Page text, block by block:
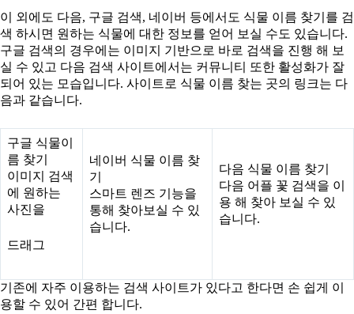
이 외에도 다음, 구글 검색, 네이버 등에서도 식물 이름 찾기를 검
색 하시면 원하는 식물에 대한 정보를 얻어 보실 수도 있습니다.
구글 검색의 경우에는 이미지 기반으로 바로 검색을 진행 해 보
실 수 있고 다음 검색 사이트에서는 커뮤니티 또한 활성화가 잘
되어 있는 모습입니다. 사이트로 식물 이름 찾는 곳의 링크는 다
음과 같습니다.
구글 식물이
름 찾기
이미지 검색
에 원하는
사진을
드래그
네이버 식물 이름 찾
기
스마트 렌즈 기능을
통해 찾아보실 수 있
습니다.
다음 식물 이름 찾기
다음 어플 꽃 검색을 이
용 해 찾아 보실 수 있
습니다.
기존에 자주 이용하는 검색 사이트가 있다고 한다면 손 쉽게 이
용할 수 있어 간편 합니다.